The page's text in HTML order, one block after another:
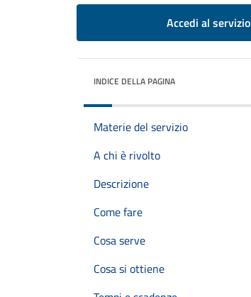
Accedi al servizio
INDICE DELLA PAGINA
Materie del servizio
A chi è rivolto
Descrizione
Come fare
Cosa serve
Cosa si ottiene